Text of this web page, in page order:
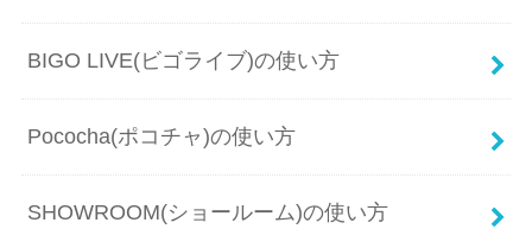
BIGO LIVE(ビゴライブ)の使い方
Pococha(ポコチャ)の使い方
SHOWROOM(ショールーム)の使い方